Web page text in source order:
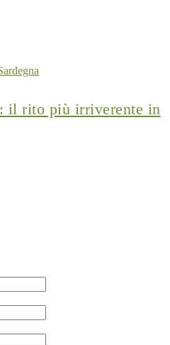
il rito più irriverente in